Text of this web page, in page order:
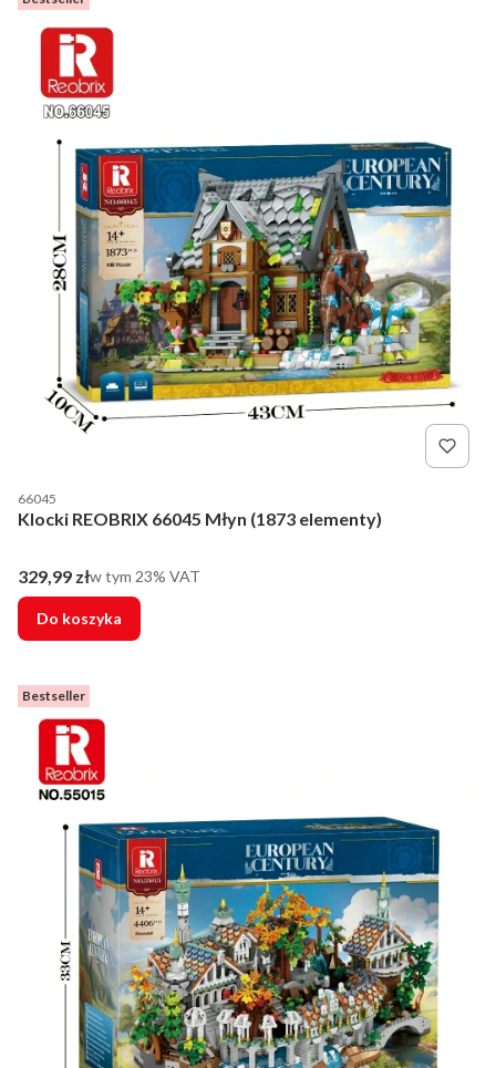
Kod producenta
66045
Klocki REOBRIX 66045 Młyn (1873 elementy)
Cena brutto
329,99 złw tym %s VAT
w tym 23% VAT
Do koszyka
Bestseller